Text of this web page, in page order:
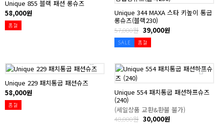
Unique 855 블랙 패션 롱슈즈
58,000원
품절
Unique 344 MAXA 스타 키높이 통굽
롱슈즈(블랙230)
57,000원 39,000원
SALE 품절
Unique 229 패치통굽 패션슈즈
58,000원
품절
Unique 554 패치통굽 패션하프슈즈
(240)
(세일상품 교환&환불 불가)
48,000원 30,000원